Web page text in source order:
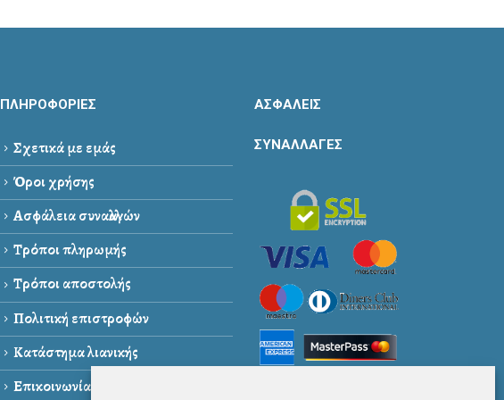
ΠΛΗΡΟΦΟΡΙΕΣ
Σχετικά με εμάς
Όροι χρήσης
Ασφάλεια συναλλαγών
Τρόποι πληρωμής
Τρόποι αποστολής
Πολιτική επιστροφών
Κατάστημα λιανικής
Επικοινωνία
ΑΣΦΑΛΕΙΣ
ΣΥΝΑΛΛΑΓΕΣ